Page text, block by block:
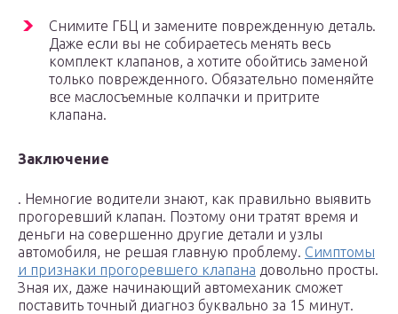
Снимите ГБЦ и замените поврежденную деталь.
Даже если вы не собираетесь менять весь
комплект клапанов, а хотите обойтись заменой
только поврежденного. Обязательно поменяйте
все маслосъемные колпачки и притрите
клапана.
Заключение
. Немногие водители знают, как правильно выявить
прогоревший клапан. Поэтому они тратят время и
деньги на совершенно другие детали и узлы
автомобиля, не решая главную проблему. Симптомы
и признаки прогоревшего клапана довольно просты.
Зная их, даже начинающий автомеханик сможет
поставить точный диагноз буквально за 15 минут.